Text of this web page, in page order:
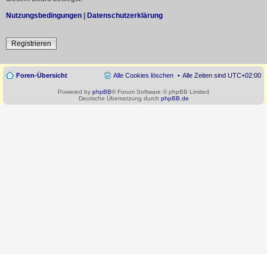
Nutzungsbedingungen | Datenschutzerklärung
Registrieren
Foren-Übersicht Alle Zeiten sind UTC+02:00
Alle Cookies löschen
Powered by phpBB® Forum Software © phpBB Limited
Deutsche Übersetzung durch phpBB.de